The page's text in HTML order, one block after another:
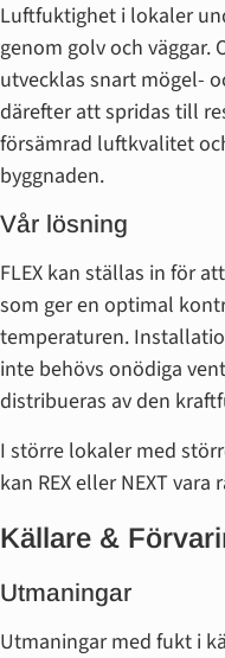
Luftfuktighet i lokaler
genom golv och
utvecklas snart mögel-
därefter att spridas till
försämrad luftkvalitet
byggnaden.
Vår lösning
FLEX kan ställas in för
som ger en optimal
temperaturen.
inte behövs onödiga
distribueras av den
I större lokaler med
kan REX eller NEXT vara
Källare &
Utmaningar
Utmaningar med fukt i